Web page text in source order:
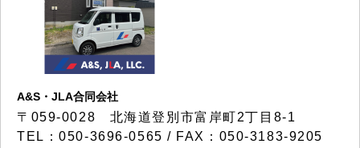
A&S・JLA合同会社
〒 059-0028 北海道登別市富岸町2丁目 8-1
TEL：050-3696-0565 / FAX：050-3183-9205